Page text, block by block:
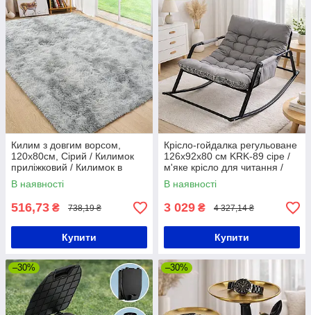
Килим з довгим ворсом,
120х80см, Сірий / Килимок
приліжковий / Килимок в
кімнату / Пухнастий килим
В наявності
516,73 ₴ 738,19 ₴
Купити
Крісло-гойдалка регульоване
126х92х80 см KRK-89 сіре /
м'яке крісло для читання /
крісло-гойдалка-ліжко
В наявності
3 029 ₴ 4 327,14 ₴
Купити
–30% –30%